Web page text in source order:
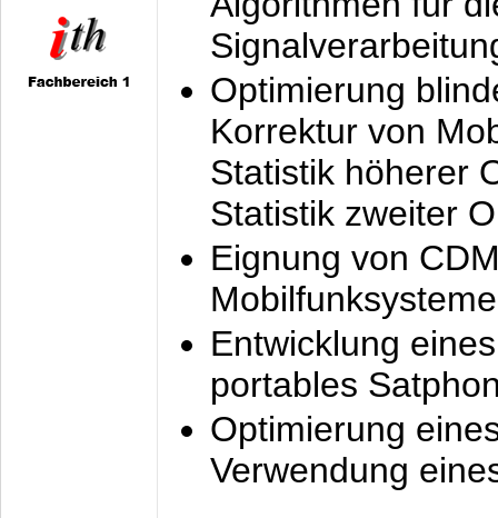
Optimierung
Korrektur von
Statistik höherer
Statistik zweiter
Eignung von
Mobilfunksysteme
Entwicklung
portables
Optimierung
Verwendung